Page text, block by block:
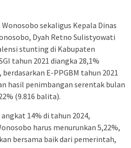
sekaligus Kepala Dinas
Dyah Retno Sulistyowati
stunting di Kabupaten
tahun 2021 diangka 28,1%
E-PPGBM tahun 2021
hasil penimbangan serentak bulan
(9.816 balita).
14% di tahun 2024,
harus menurunkan 5,22%,
bersama baik dari pemerintah,